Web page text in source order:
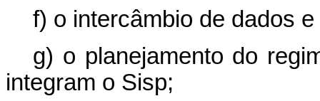
f) o intercâmbio de dados
g) o planejamento do
integram o Sisp;